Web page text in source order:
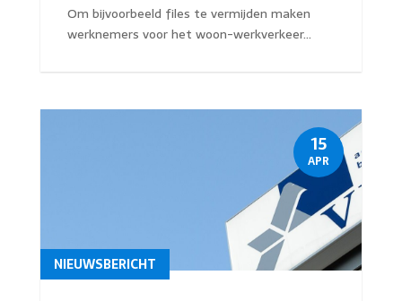
Om bijvoorbeeld files te vermijden maken
werknemers voor het woon-werkverkeer...
NIEUWSBERICHT
15
APR